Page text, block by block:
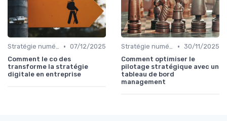
Stratégie numérique • 07/12/2025
Comment le co des
transforme la stratégie
digitale en entreprise
Stratégie numérique • 30/11/2025
Comment optimiser le
pilotage stratégique avec un
tableau de bord
management